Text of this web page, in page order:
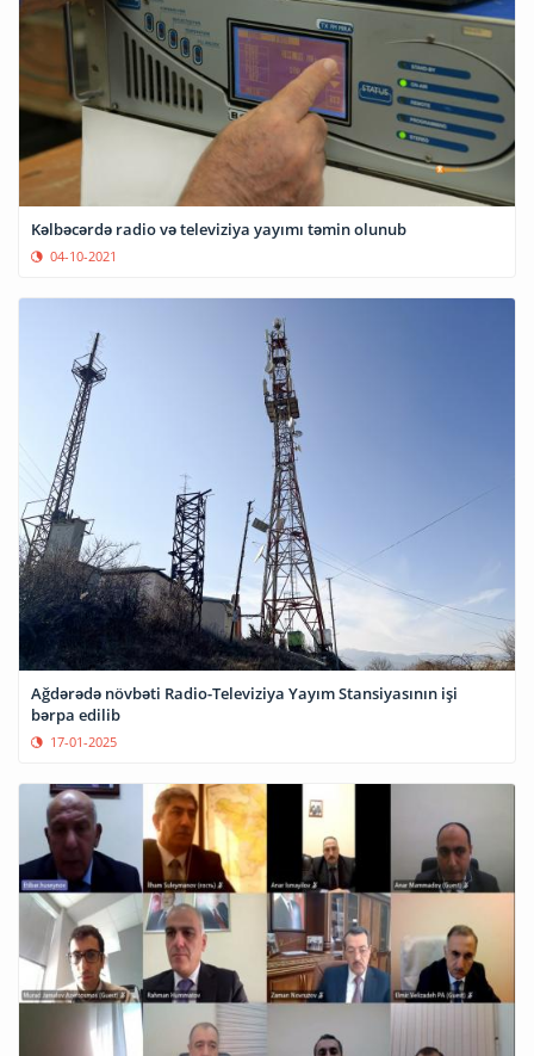
Kəlbəcərdə radio və televiziya yayımı təmin olunub
04-10-2021
Ağdərədə növbəti Radio-Televiziya Yayım Stansiyasının işi
bərpa edilib
17-01-2025